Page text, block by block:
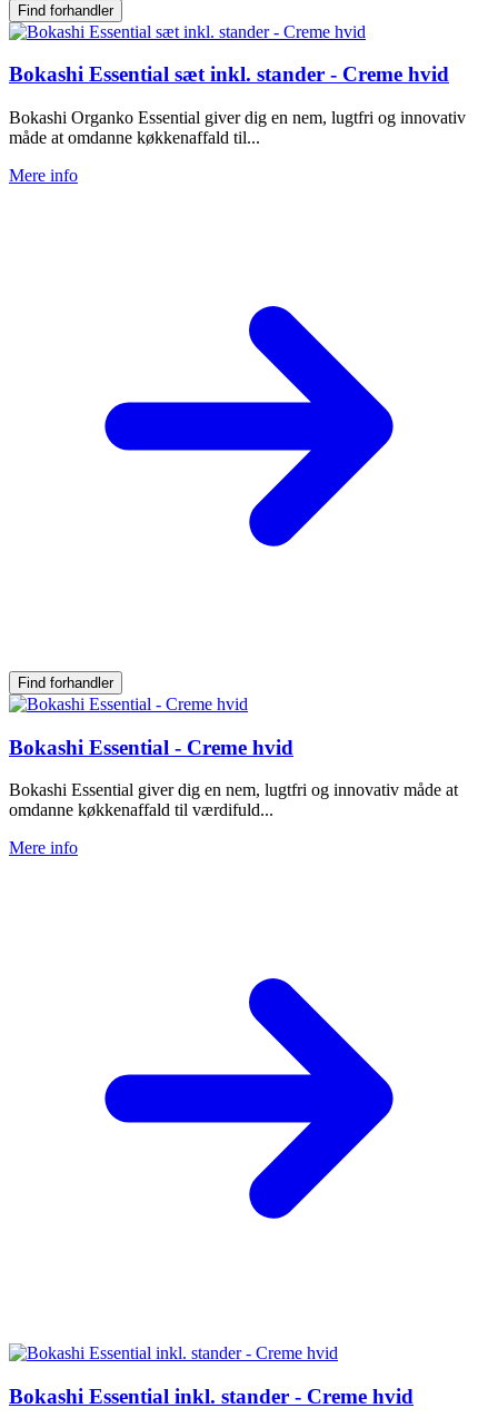
Find forhandler
Bokashi Essential sæt inkl. stander - Creme hvid
Bokashi Organko Essential giver dig en nem, lugtfri og innovativ
måde at omdanne køkkenaffald til...
Mere info
Find forhandler
Bokashi Essential - Creme hvid
Bokashi Essential giver dig en nem, lugtfri og innovativ måde at
omdanne køkkenaffald til værdifuld...
Mere info
Bokashi Essential inkl. stander - Creme hvid